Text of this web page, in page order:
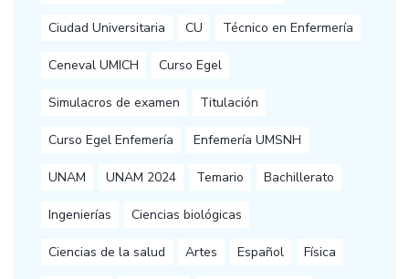
Ciudad Universitaria CU Técnico en Enfermería
Ceneval UMICH Curso Egel
Simulacros de examen Titulación
Curso Egel Enfemería Enfemería UMSNH
UNAM UNAM 2024 Temario Bachillerato
Ingenierías Ciencias biológicas
Ciencias de la salud Artes Español Física